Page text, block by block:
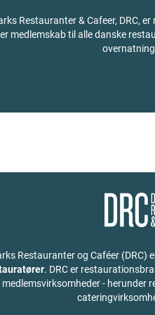
Restauranter & Cafeer, DRC,
medlemskab til alle danske
Restauranter og Caféer (DRC)
. DRC er
medlemsvirksomheder - herunder